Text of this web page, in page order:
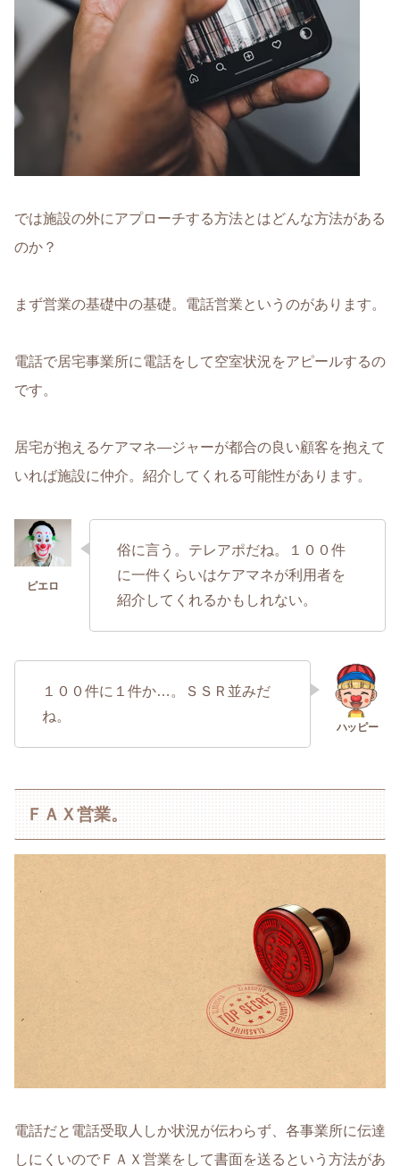
では施設の外にアプローチする方法とはどんな方法がある
のか？
まず営業の基礎中の基礎。電話営業というのがあります。
電話で居宅事業所に電話をして空室状況をアピールするの
です。
居宅が抱えるケアマネ―ジャーが都合の良い顧客を抱えて
いれば施設に仲介。紹介してくれる可能性があります。
俗に言う。テレアポだね。１００件
に一件くらいはケアマネが利用者を
紹介してくれるかもしれない。
１００件に１件か…。ＳＳＲ並みだ
ね。
ＦＡＸ営業。
電話だと電話受取人しか状況が伝わらず、各事業所に伝達
しにくいのでＦＡＸ営業をして書面を送るという方法があ